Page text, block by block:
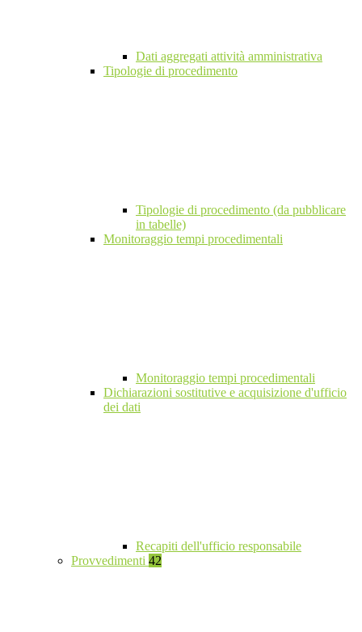
Dati aggregati attività amministrativa
Tipologie di procedimento
Tipologie di procedimento (da pubblicare
in tabelle)
Monitoraggio tempi procedimentali
Monitoraggio tempi procedimentali
Dichiarazioni sostitutive e acquisizione d'ufficio
dei dati
Recapiti dell'ufficio responsabile
Provvedimenti 42